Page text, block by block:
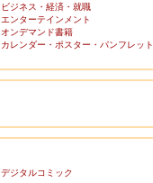
ビジネス・経済・就職
エンターテインメント
オンデマンド書籍
カレンダー・ポスター・パンフレット
デジタルコミック